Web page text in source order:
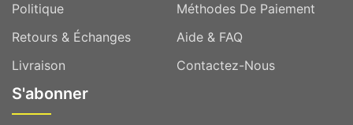
Politique
Méthodes De Paiement
Retours & Échanges
Aide & FAQ
Livraison
Contactez-Nous
S'abonner